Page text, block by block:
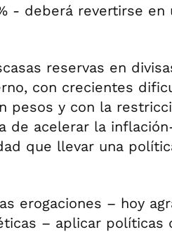
- deberá revertirse en
reservas en
con crecientes
pesos y con la
de acelerar la
que llevar una
erogaciones – hoy
– aplicar políticas